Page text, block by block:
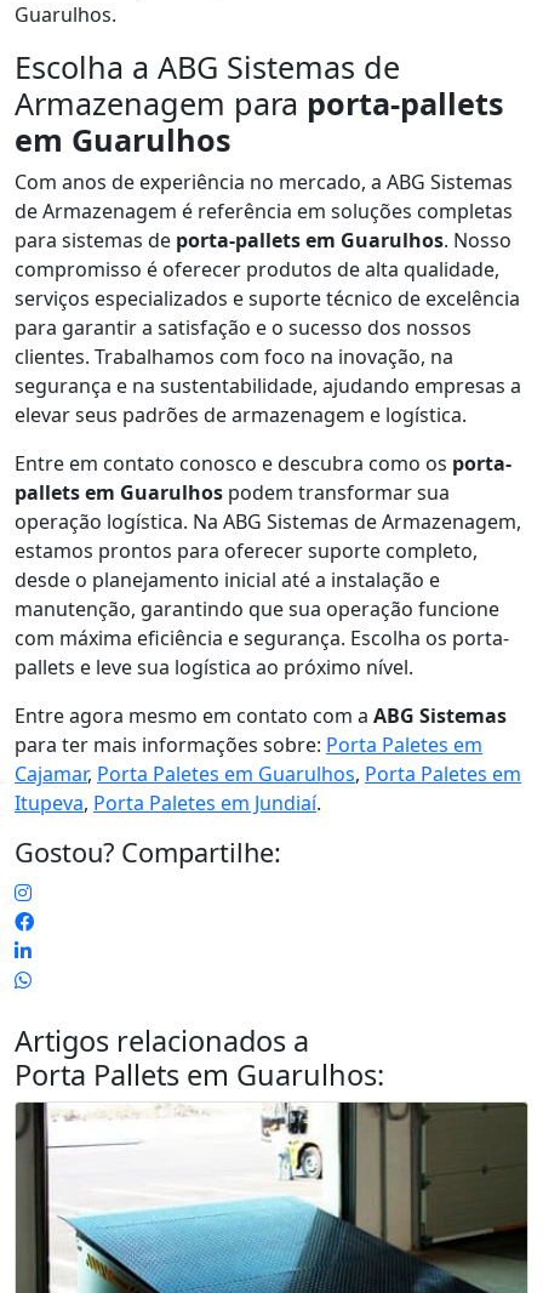
Guarulhos.
Escolha a ABG Sistemas de
Armazenagem para porta-pallets
em Guarulhos
Com anos de experiência no mercado, a ABG Sistemas
de Armazenagem é referência em soluções completas
para sistemas de porta-pallets em Guarulhos. Nosso
compromisso é oferecer produtos de alta qualidade,
serviços especializados e suporte técnico de excelência
para garantir a satisfação e o sucesso dos nossos
clientes. Trabalhamos com foco na inovação, na
segurança e na sustentabilidade, ajudando empresas a
elevar seus padrões de armazenagem e logística.
Entre em contato conosco e descubra como os porta-
pallets em Guarulhos podem transformar sua
operação logística. Na ABG Sistemas de Armazenagem,
estamos prontos para oferecer suporte completo,
desde o planejamento inicial até a instalação e
manutenção, garantindo que sua operação funcione
com máxima eficiência e segurança. Escolha os porta-
pallets e leve sua logística ao próximo nível.
Entre agora mesmo em contato com a ABG Sistemas
para ter mais informações sobre: Porta Paletes em
Cajamar, Porta Paletes em Guarulhos, Porta Paletes em
Itupeva, Porta Paletes em Jundiaí.
Gostou? Compartilhe:
Artigos relacionados a
Porta Pallets em Guarulhos: